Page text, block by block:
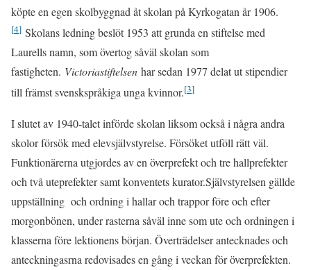
köpte en egen skolbyggnad åt skolan på Kyrkogatan år 1906.
[4] Skolans ledning beslöt 1953 att grunda en stiftelse med
Laurells namn, som övertog såväl skolan som
fastigheten. Victoriastiftelsen har sedan 1977 delat ut stipendier
till främst svenskspråkiga unga kvinnor.[3]
I slutet av 1940-talet införde skolan liksom också i några andra
skolor försök med elevsjälvstyrelse. Försöket utföll rätt väl.
Funktionärerna utgjordes av en överprefekt och tre hallprefekter
och två uteprefekter samt konventets kurator.Självstyrelsen gällde
uppställning och ordning i hallar och trappor före och efter
morgonbönen, under rasterna såväl inne som ute och ordningen i
klasserna före lektionens början. Överträdelser antecknades och
anteckningasrna redovisades en gång i veckan för överprefekten.